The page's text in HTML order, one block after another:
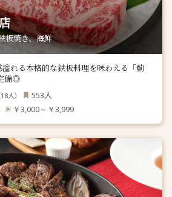
板焼き、海鮮
れる本格的な鉄板料理を味わえる「薊
備◎
18人） 553人
￥3,000～￥3,999